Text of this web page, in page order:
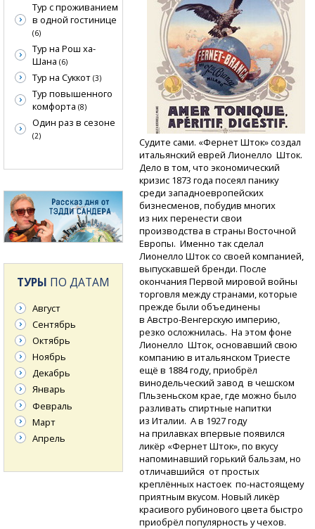
Судите сами. «Фернет Шток» создал
итальянский еврей Лионелло Шток.
Дело в том, что экономический
кризис 1873 года посеял панику
среди западноевропейских
бизнесменов, побудив многих
из них перенести свои
производства в страны Восточной
Европы. Именно так сделал
Лионелло Шток со своей компанией,
выпускавшей бренди. После
окончания Первой мировой войны
торговля между странами, которые
прежде были объединены
в Австро-Венгерскую империю,
резко осложнилась. На этом фоне
Лионелло Шток, основавший свою
компанию в итальянском Триесте
ещё в 1884 году, приобрёл
винодельческий завод в чешском
Пльзеньском крае, где можно было
разливать спиртные напитки
из Италии. А в 1927 году
на прилавках впервые появился
ликёр «Фернет Шток», по вкусу
напоминавший горький бальзам, но
отличавшийся от простых
креплённых настоекпо-настоящему
приятным вкусом. Новый ликёр
красивого рубинового цвета быстро
приобрёл популярность у чехов.
Тур с проживанием
в одной гостинице
(6)
Тур на Рош ха-
Шана (6)
Тур на Суккот (3)
Тур повышенного
комфорта (8)
Один раз в сезоне
(2)
ТУРЫ ПО ДАТАМ
Август
Сентябрь
Октябрь
Ноябрь
Декабрь
Январь
Февраль
Март
Апрель